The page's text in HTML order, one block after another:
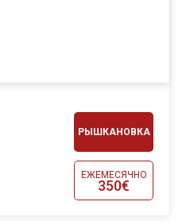
РЫШКАНОВКА
ЕЖЕМЕСЯЧНО
350€